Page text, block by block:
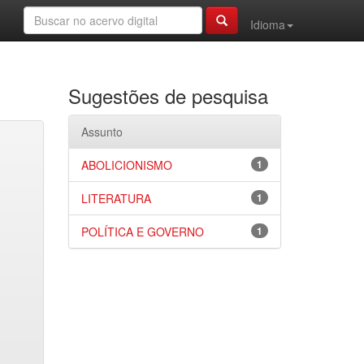
Idioma
Sugestões de pesquisa
Assunto
1
ABOLICIONISMO
1
LITERATURA
1
POLÍTICA E GOVERNO